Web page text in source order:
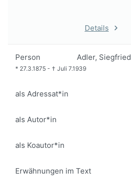
Details
Person Adler, Siegfried
* 27.3.1875 - † Juli 7.1939
als Adressat*in
als Autor*in
als Koautor*in
Erwähnungen im Text